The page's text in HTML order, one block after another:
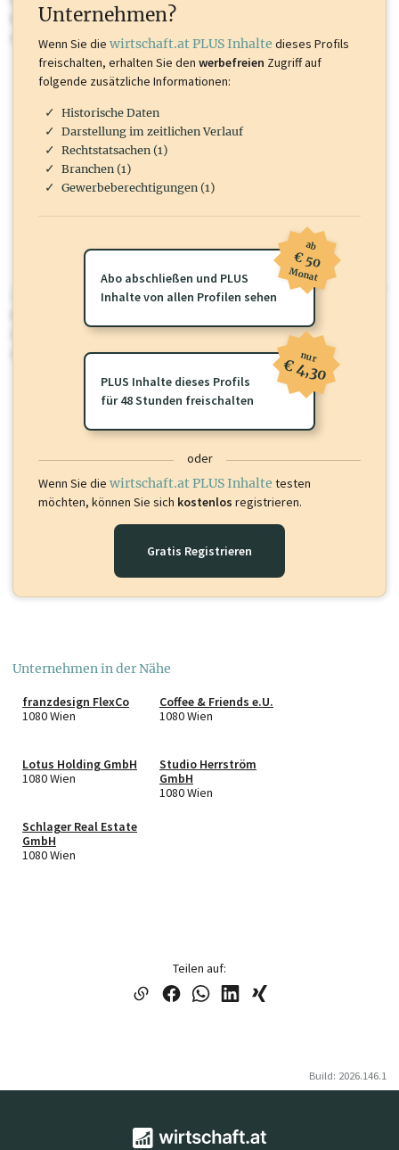
Marken, Patente, Rechtstatsachen, OTS-Aussendungen, und viele
mehr.
wirtschaft.at PLUS
Sie momentan nicht einsehen können. Schalten Sie dieses Profil frei
oder loggen Sie sich ein um diese Inhalte zu sehen.
Unternehmen?
Wenn Sie die wirtschaft.at PLUS Inhalte dieses Profils
freischalten, erhalten Sie den werbefreien Zugriff auf
folgende zusätzliche Informationen:
Historische Daten
Darstellung im zeitlichen Verlauf
Rechtstatsachen (1)
Branchen (1)
Gewerbeberechtigungen (1)
Abo abschließen und PLUS
Inhalte von allen Profilen sehen
ab
€ 50
Monat
PLUS Inhalte dieses Profils
für 48 Stunden freischalten
nur
€ 4,30
oder
Wenn Sie die wirtschaft.at PLUS Inhalte testen
möchten, können Sie sich kostenlos registrieren.
Gratis Registrieren
Unternehmen in der Nähe
franzdesign FlexCo
1080 Wien
Coffee & Friends e.U.
1080 Wien
Lotus Holding GmbH
1080 Wien
Studio Herrström
GmbH
1080 Wien
Schlager Real Estate
GmbH
1080 Wien
Teilen auf:
Build: 2026.146.1